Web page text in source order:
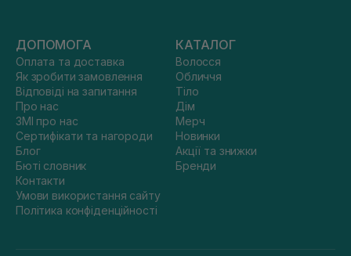
ДОПОМОГА
Оплата та доставка
Як зробити замовлення
Відповіді на запитання
Про нас
ЗМІ про нас
Сертифікати та нагороди
Блог
Бюті словник
Контакти
Умови використання сайту
Політика конфіденційності
КАТАЛОГ
Волосся
Обличчя
Тіло
Дім
Мерч
Новинки
Акції та знижки
Бренди